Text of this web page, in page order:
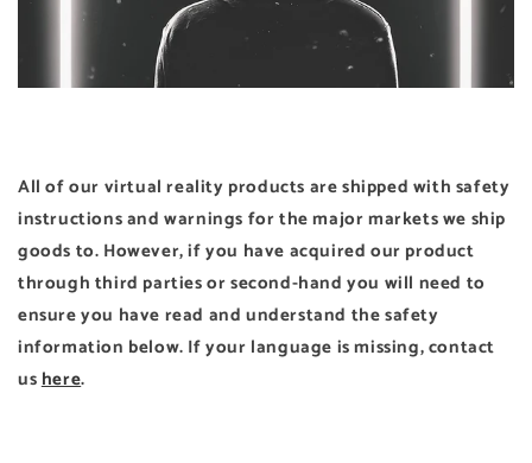
All of our virtual reality products are shipped with safety
instructions and warnings for the major markets we ship
goods to. However, if you have acquired our product
through third parties or second-hand you will need to
ensure you have read and understand the safety
information below. If your language is missing, contact
ushere.